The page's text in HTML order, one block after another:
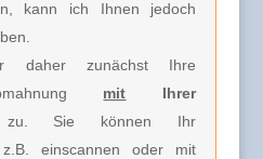
kann ich Ihnen jedoch
daher zunächst Ihre
mit Ihrer
Sie können Ihr
z.B. einscannen oder mit